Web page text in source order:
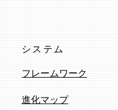
システム
フレームワーク
進化マップ